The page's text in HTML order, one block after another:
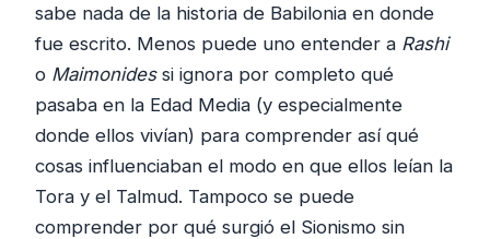
sabe nada de la historia de Babilonia en donde
fue escrito. Menos puede uno entender a Rashi
o Maimonidessi ignora por completo qué
pasaba en la Edad Media (y especialmente
donde ellos vivían) para comprender así qué
cosas influenciaban el modo en que ellos leían la
Tora y el Talmud. Tampoco se puede
comprender por qué surgió el Sionismo sin